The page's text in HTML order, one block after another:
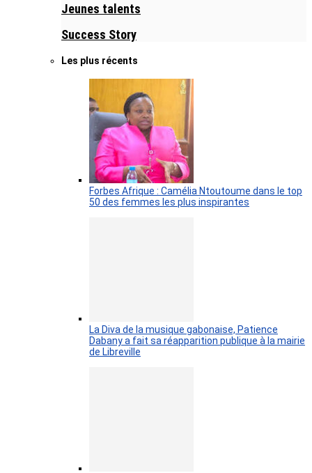
Jeunes talents
Success Story
Les plus récents
Forbes Afrique : Camélia Ntoutoume dans le top
50 des femmes les plus inspirantes
La Diva de la musique gabonaise, Patience
Dabany a fait sa réapparition publique à la mairie
de Libreville